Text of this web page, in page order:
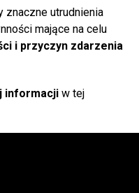
znaczne utrudnienia
mające na celu
i przyczyn zdarzenia
informacji w tej